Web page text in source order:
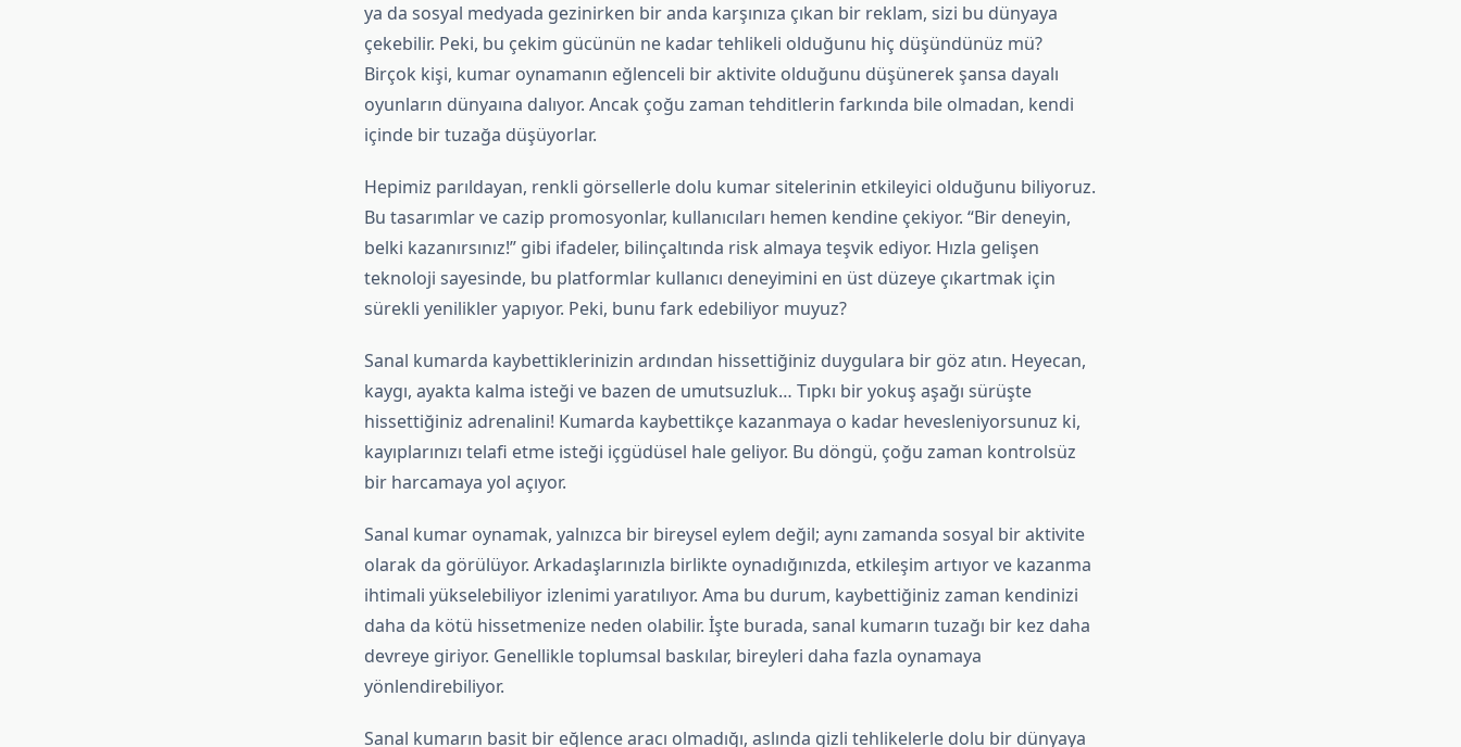
ya da sosyal medyada gezinirken bir anda karşınıza çıkan bir reklam, sizi bu dünyaya
çekebilir. Peki, bu çekim gücünün ne kadar tehlikeli olduğunu hiç düşündünüz mü?
Birçok kişi, kumar oynamanın eğlenceli bir aktivite olduğunu düşünerek şansa dayalı
oyunların dünyaına dalıyor. Ancak çoğu zaman tehditlerin farkında bile olmadan, kendi
içinde bir tuzağa düşüyorlar.
Hepimiz parıldayan, renkli görsellerle dolu kumar sitelerinin etkileyici olduğunu biliyoruz.
Bu tasarımlar ve cazip promosyonlar, kullanıcıları hemen kendine çekiyor. “Bir deneyin,
belki kazanırsınız!” gibi ifadeler, bilinçaltında risk almaya teşvik ediyor. Hızla gelişen
teknoloji sayesinde, bu platformlar kullanıcı deneyimini en üst düzeye çıkartmak için
sürekli yenilikler yapıyor. Peki, bunu fark edebiliyor muyuz?
Sanal kumarda kaybettiklerinizin ardından hissettiğiniz duygulara bir göz atın. Heyecan,
kaygı, ayakta kalma isteği ve bazen de umutsuzluk… Tıpkı bir yokuş aşağı sürüşte
hissettiğiniz adrenalini! Kumarda kaybettikçe kazanmaya o kadar hevesleniyorsunuz ki,
kayıplarınızı telafi etme isteği içgüdüsel hale geliyor. Bu döngü, çoğu zaman kontrolsüz
bir harcamaya yol açıyor.
Sanal kumar oynamak, yalnızca bir bireysel eylem değil; aynı zamanda sosyal bir aktivite
olarak da görülüyor. Arkadaşlarınızla birlikte oynadığınızda, etkileşim artıyor ve kazanma
ihtimali yükselebiliyor izlenimi yaratılıyor. Ama bu durum, kaybettiğiniz zaman kendinizi
daha da kötü hissetmenize neden olabilir. İşte burada, sanal kumarın tuzağı bir kez daha
devreye giriyor. Genellikle toplumsal baskılar, bireyleri daha fazla oynamaya
yönlendirebiliyor.
Sanal kumarın basit bir eğlence aracı olmadığı, aslında gizli tehlikelerle dolu bir dünyaya